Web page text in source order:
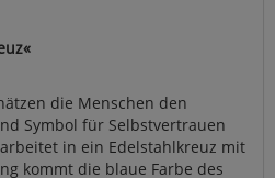
die Menschen den
Symbol für Selbstvertrauen
in ein Edelstahlkreuz mit
kommt die blaue Farbe des